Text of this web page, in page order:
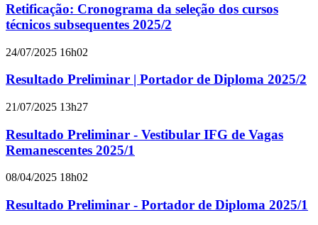
Retificação: Cronograma da seleção dos cursos
técnicos subsequentes 2025/2
24/07/2025 16h02
Resultado Preliminar | Portador de Diploma 2025/2
21/07/2025 13h27
Resultado Preliminar - Vestibular IFG de Vagas
Remanescentes 2025/1
08/04/2025 18h02
Resultado Preliminar - Portador de Diploma 2025/1